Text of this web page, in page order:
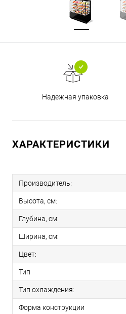
Надежная упаковка
ХАРАКТЕРИСТИКИ
Производитель:
Высота, см:
Глубина, см:
Ширина, см:
Цвет:
Тип
Тип охлаждения:
Форма конструкции